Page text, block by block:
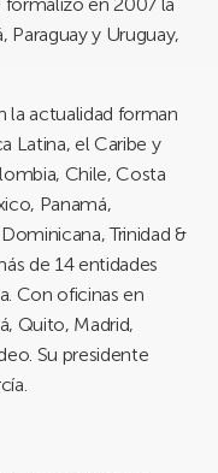
formalizó en 2007 la
Paraguay y Uruguay,
la actualidad forman
Latina, el Caribe y
Chile, Costa
Panamá,
Trinidad &
de 14 entidades
Con oficinas en
Quito, Madrid,
Su presidente